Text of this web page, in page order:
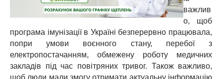
важлив
о, щоб
програма імунізації в Україні безперервно працювала,
попри умови воєнного стану, перебої з
електропостачанням, обмежену роботу медичних
закладів під час повітряних тривог. Також важливо,
щоб люди мали змогу отримати актуальну інформацію